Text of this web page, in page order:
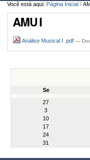
Você está aqui: Página Inicial /
AMU I
Análise Musical I .pdf —
Se
27
3
10
17
24
31